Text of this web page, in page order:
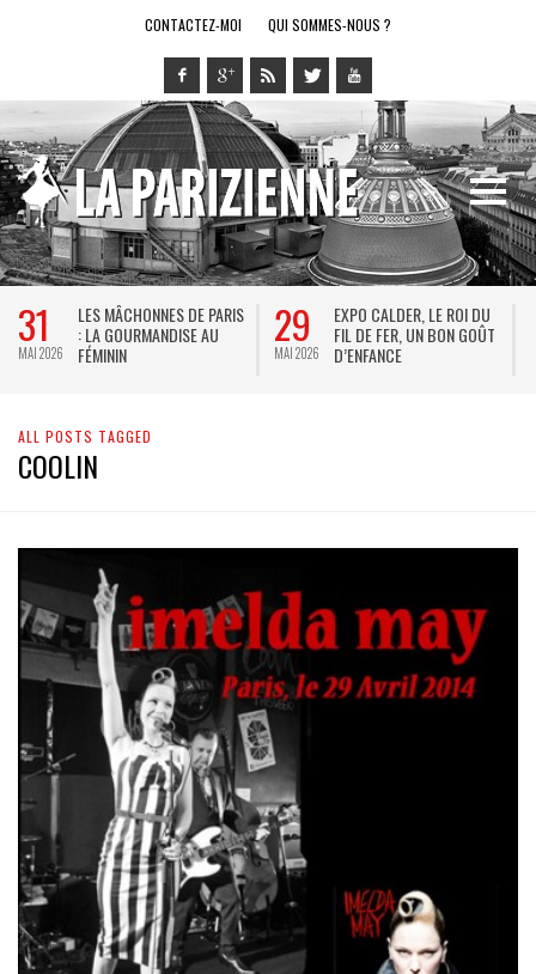
CONTACTEZ-MOI QUI SOMMES-NOUS ?
31
MAI 2026
LES MÂCHONNES DE PARIS
: LA GOURMANDISE AU
FÉMININ
29
MAI 2026
EXPO CALDER, LE ROI DU
FIL DE FER, UN BON GOÛT
D’ENFANCE
ALL POSTS TAGGED
COOLIN